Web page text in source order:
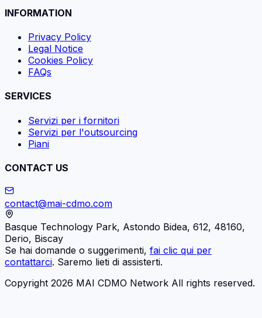
INFORMATION
Privacy Policy
Legal Notice
Cookies Policy
FAQs
SERVICES
Servizi per i fornitori
Servizi per l'outsourcing
Piani
CONTACT US
contact@mai-cdmo.com
Basque Technology Park, Astondo Bidea, 612, 48160,
Derio, Biscay
Se hai domande o suggerimenti, fai clic qui per
contattarci. Saremo lieti di assisterti.
Copyright 2026 MAI CDMO Network All rights reserved.